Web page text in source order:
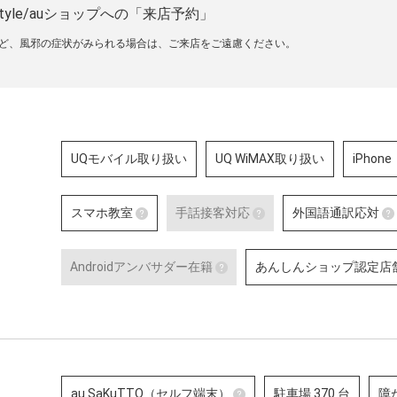
auショップへの「来店予約」
、風邪の症状がみられる場合は、ご来店をご遠慮ください。
UQモバイル取り扱い UQ WiMAX取り扱い iPhone
スマホ教室
スマートフォン・タブレット教室 を開催
している店舗です。
手話接客対応
手話スタッフが在籍し
から、使い方の説明・
詳細はこちら
外国語通訳応対
Androidアンバサダー在籍
Google のサービスや、
末に関する特別研修を修了し
ッフです。
あんしんショップ認定店
au SaKuTTO（セルフ端末） 駐車場 370 台 障